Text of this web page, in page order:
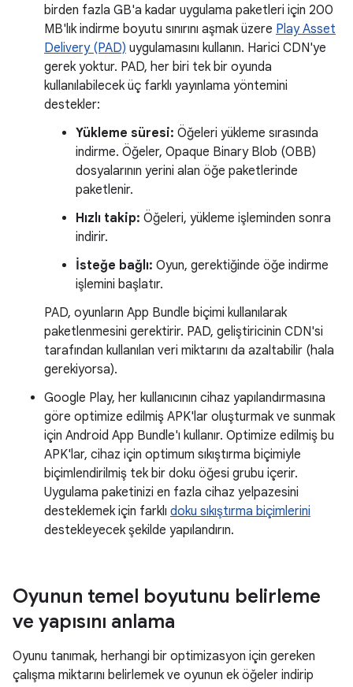
birden fazla GB'a kadar uygulama paketleri için 200
MB'lık indirme boyutu sınırını aşmak üzere Play Asset
Delivery (PAD) uygulamasını kullanın. Harici CDN'ye
gerek yoktur. PAD, her biri tek bir oyunda
kullanılabilecek üç farklı yayınlama yöntemini
destekler:
Yükleme süresi: Öğeleri yükleme sırasında
indirme. Öğeler, Opaque Binary Blob (OBB)
dosyalarının yerini alan öğe paketlerinde
paketlenir.
Hızlı takip: Öğeleri, yükleme işleminden sonra
indirir.
İsteğe bağlı: Oyun, gerektiğinde öğe indirme
işlemini başlatır.
PAD, oyunların App Bundle biçimi kullanılarak
paketlenmesini gerektirir. PAD, geliştiricinin CDN'si
tarafından kullanılan veri miktarını da azaltabilir (hala
gerekiyorsa).
Google Play, her kullanıcının cihaz yapılandırmasına
göre optimize edilmiş APK'lar oluşturmak ve sunmak
için Android App Bundle'ı kullanır. Optimize edilmiş bu
APK'lar, cihaz için optimum sıkıştırma biçimiyle
biçimlendirilmiş tek bir doku öğesi grubu içerir.
Uygulama paketinizi en fazla cihaz yelpazesini
desteklemek için farklı doku sıkıştırma biçimlerini
destekleyecek şekilde yapılandırın.
Oyunun temel boyutunu belirleme
ve yapısını anlama
Oyunu tanımak, herhangi bir optimizasyon için gereken
çalışma miktarını belirlemek ve oyunun ek öğeler indirip